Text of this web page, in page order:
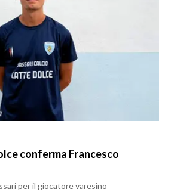
conferma Francesco
per il giocatore varesino